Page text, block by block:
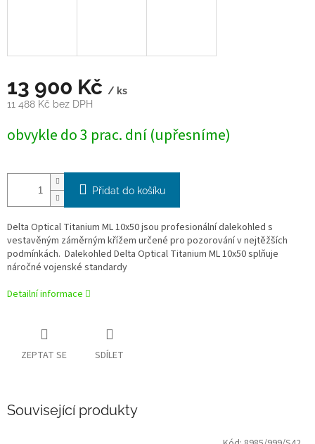
13 900 Kč / ks
11 488 Kč bez DPH
cena:
obvykle do 3 prac. dní (upřesníme)
Přidat do košíku
Delta Optical Titanium ML 10x50 jsou profesionální dalekohled s
vestavěným záměrným křížem určené pro pozorování v nejtěžších
podmínkách. Dalekohled Delta Optical Titanium ML 10x50 splňuje
náročné vojenské standardy
Detailní informace
ZEPTAT SE SDÍLET
Související produkty